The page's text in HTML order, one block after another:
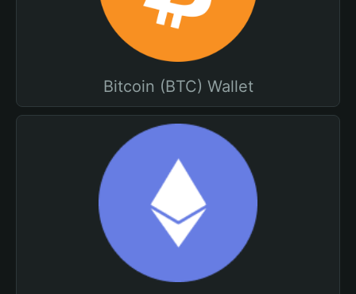
Bitcoin (BTC) Wallet